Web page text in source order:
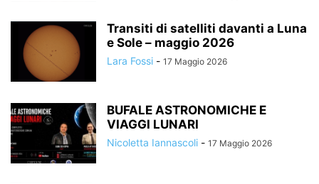
Transiti di satelliti davanti a Luna
e Sole – maggio 2026
Lara Fossi - 17 Maggio 2026
BUFALE ASTRONOMICHE E
VIAGGI LUNARI
Nicoletta Iannascoli - 17 Maggio 2026